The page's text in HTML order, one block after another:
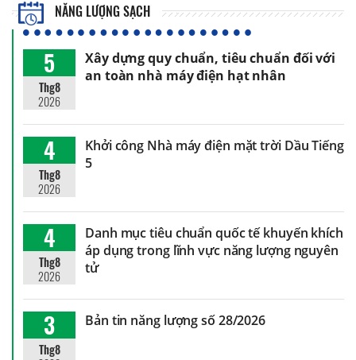
NĂNG LƯỢNG SẠCH
5
Thg8
2026
Xây dựng quy chuẩn, tiêu chuẩn đối với
an toàn nhà máy điện hạt nhân
4
Thg8
2026
Khởi công Nhà máy điện mặt trời Dầu Tiếng
5
4
Thg8
2026
Danh mục tiêu chuẩn quốc tế khuyến khích
áp dụng trong lĩnh vực năng lượng nguyên
tử
3
Thg8
Bản tin năng lượng số 28/2026